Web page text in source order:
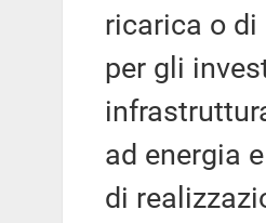
ricarica o
per gli
ad energia
di